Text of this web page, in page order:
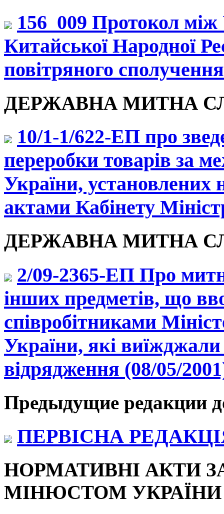
156_009 Протокол
Китайської Народної
повітряного
ДЕРЖАВНА МИТНА
10/1-1/622-ЕП про
переробки товарів за
України,
актами Кабінету
ДЕРЖАВНА МИТНА
2/09-2365-ЕП Про
інших предметів, що
співробітниками
України, які
відрядження (08/05/
Предыдущие редакции
ПЕРВІСНА РЕДАКЦІЯ
НОРМАТИВНІ АКТИ
МІНЮСТОМ УКРАЇНИ